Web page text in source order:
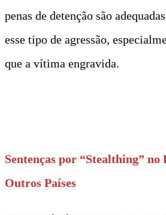
penas de detenção são
esse tipo de agressão,
que a vítima engravida.
Sentenças por “Stealthing” no
Outros Países